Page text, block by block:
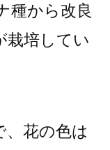
種から改良
栽培してい
、花の色は